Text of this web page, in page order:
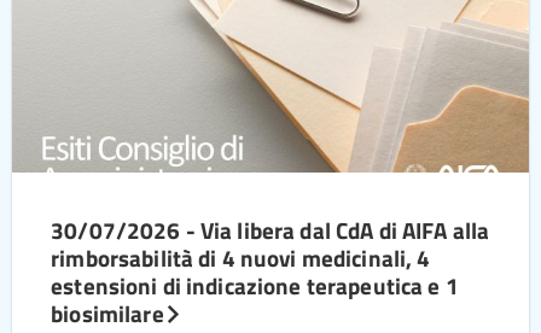
30/07/2026 - Via libera dal CdA di AIFA alla
rimborsabilità di 4 nuovi medicinali, 4
estensioni di indicazione terapeutica e 1
biosimilare